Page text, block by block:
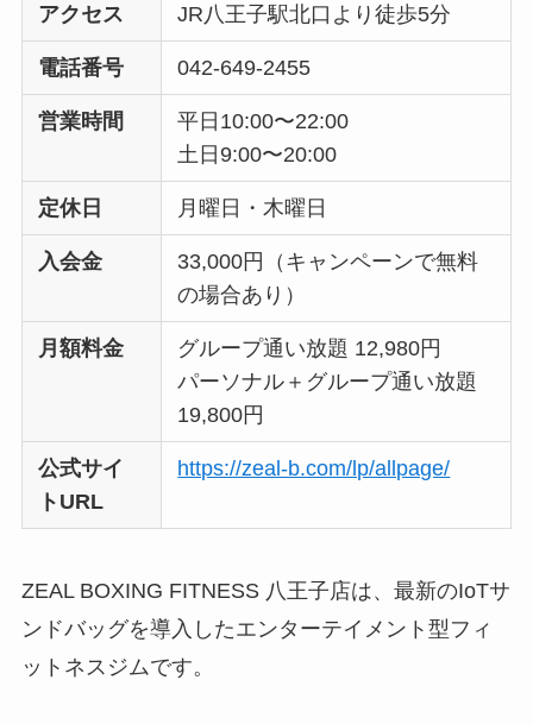
アクセス JR八王子駅北口より徒歩5分
電話番号 042-649-2455
営業時間
平日10:00〜22:00
土日9:00〜20:00
定休日 月曜日・木曜日
入会金
33,000円（キャンペーンで無料
の場合あり）
月額料金
グループ通い放題 12,980円
パーソナル＋グループ通い放題
19,800円
公式サイ
トURL
https://zeal-b.com/lp/allpage/
ZEAL BOXING FITNESS 八王子店は、最新のIoTサ
ンドバッグを導入したエンターテイメント型フィ
ットネスジムです。